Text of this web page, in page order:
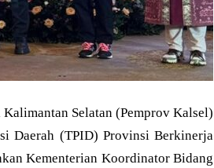
Selatan (Pemprov Kalsel)
Daerah (TPID) Provinsi Berkinerja
Kementerian Koordinator Bidang